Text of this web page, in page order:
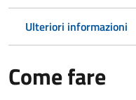
Ulteriori informazioni
Come fare